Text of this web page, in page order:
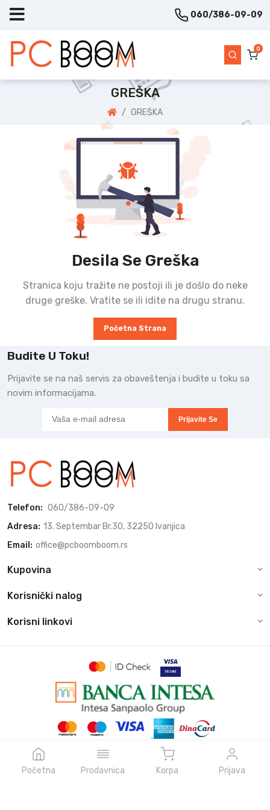
060/386-09-09
0
Početna Prodavnica Korpa Prijava
GREŠKA
GREŠKA
Desila Se Greška
Stranica koju tražite ne postoji ili je došlo do neke
druge greške. Vratite se ili idite na drugu stranu.
Početna Strana
Budite U Toku!
Prijavite se na naš servis za obaveštenja i budite u toku sa
novim informacijama.
Prijavite Se
Telefon: 060/386-09-09
Adresa: 13. Septembar Br.30, 32250 Ivanjica
Email: office@pcboomboom.rs
Kupovina
Korisnički nalog
Korisni linkovi
© Sva prava zadržava pcboomboom.rs, 2026
Powered by
NeonVoid Code